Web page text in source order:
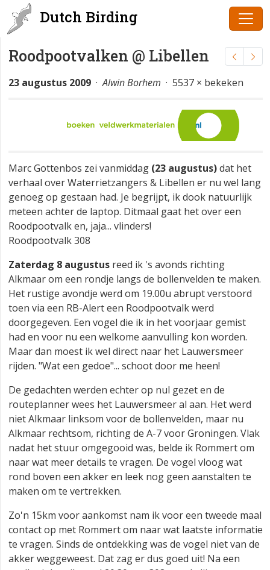
Dutch Birding
Roodpootvalken @ Libellen
23 augustus 2009 ·Alwin Borhem · 5537 × bekeken
Marc Gottenbos zei vanmiddag (23 augustus)dat het
verhaal over Waterrietzangers & Libellen er nu wel lang
genoeg op gestaan had. Je begrijpt, ik dook natuurlijk
meteen achter de laptop. Ditmaal gaat het over een
Roodpootvalk en, jaja... vlinders!
Roodpootvalk 308
Zaterdag 8 augustus reed ik 's avonds richting
Alkmaar om een rondje langs de bollenvelden te maken.
Het rustige avondje werd om 19.00u abrupt verstoord
toen via een RB-Alert een Roodpootvalk werd
doorgegeven. Een vogel die ik in het voorjaar gemist
had en voor nu een welkome aanvulling kon worden.
Maar dan moest ik wel direct naar het Lauwersmeer
rijden. "Wat een gedoe"... schoot door me heen!
De gedachten werden echter op nul gezet en de
routeplanner wees het Lauwersmeer al aan. Het werd
niet Alkmaar linksom voor de bollenvelden, maar nu
Alkmaar rechtsom, richting de A-7 voor Groningen. Vlak
nadat het stuur omgegooid was, belde ik Rommert om
naar wat meer details te vragen. De vogel vloog wat
rond boven een akker en leek nog geen aanstalten te
maken om te vertrekken.
Zo'n 15km voor aankomst nam ik voor een tweede maal
contact op met Rommert om naar wat laatste informatie
te vragen. Sinds de ontdekking was de vogel niet van de
akker weggeweest. Dat zag er dus goed uit! Na een